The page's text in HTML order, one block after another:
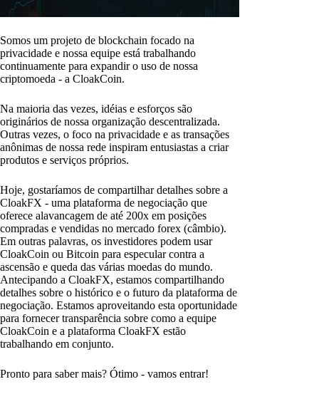
Somos um projeto de blockchain focado na
privacidade e nossa equipe está trabalhando
continuamente para expandir o uso de nossa
criptomoeda - a CloakCoin.
Na maioria das vezes, idéias e esforços são
originários de nossa organização descentralizada.
Outras vezes, o foco na privacidade e as transações
anônimas de nossa rede inspiram entusiastas a criar
produtos e serviços próprios.
Hoje, gostaríamos de compartilhar detalhes sobre a
CloakFX - uma plataforma de negociação que
oferece alavancagem de até 200x em posições
compradas e vendidas no mercado forex (câmbio).
Em outras palavras, os investidores podem usar
CloakCoin ou Bitcoin para especular contra a
ascensão e queda das várias moedas do mundo.
Antecipando a CloakFX, estamos compartilhando
detalhes sobre o histórico e o futuro da plataforma de
negociação. Estamos aproveitando esta oportunidade
para fornecer transparência sobre como a equipe
CloakCoin e a plataforma CloakFX estão
trabalhando em conjunto.
Pronto para saber mais? Ótimo - vamos entrar!